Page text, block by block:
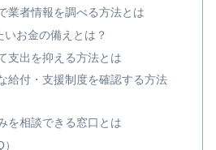
業者情報を調べる方法とは
お金の備えとは？
支出を抑える方法とは
給付・支援制度を確認する方法
を相談できる窓口とは